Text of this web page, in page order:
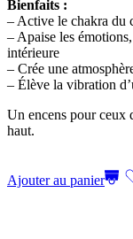
Bienfaits :
– Active le chakra du
– Apaise les
intérieure
– Crée une
– Élève la vibration
Un encens pour ceux
haut.
Ajouter au panier